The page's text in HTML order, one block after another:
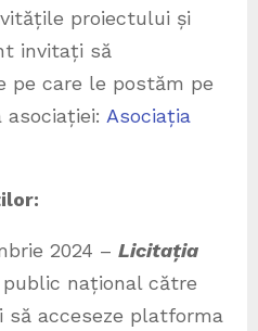
proiectului și
invitați să
pe care le postăm pe
asociației: Asociația
2024 – Licitația
național către
acceseze platforma